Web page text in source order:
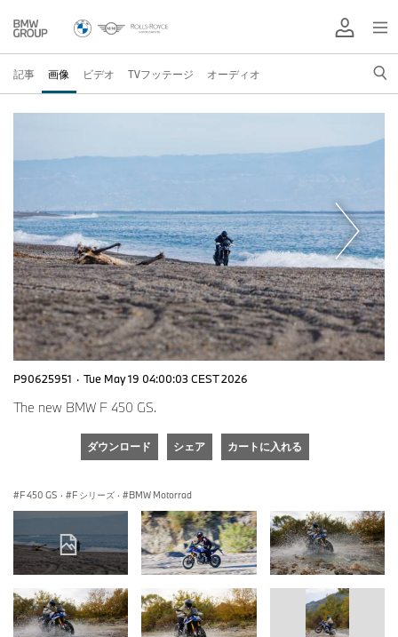
記事 画像 ビデオ TVフッテージ オーディオ
P90625951 · Tue May 19 04:00:03 CEST 2026
The new BMW F 450 GS.
ダウンロード シェア カートに入れる
F 450 GS · F シリーズ · BMW Motorrad